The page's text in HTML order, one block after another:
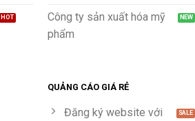
Công ty sản xuất hóa mỹ
phẩm
QUẢNG CÁO GIÁ RẺ
Đăng ký website với